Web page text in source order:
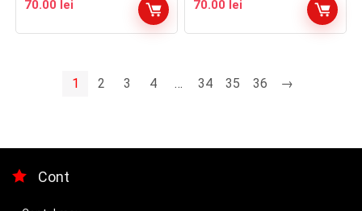
70.00 lei 70.00 lei
1 2 3 4 … 34 35 36 →
Cont